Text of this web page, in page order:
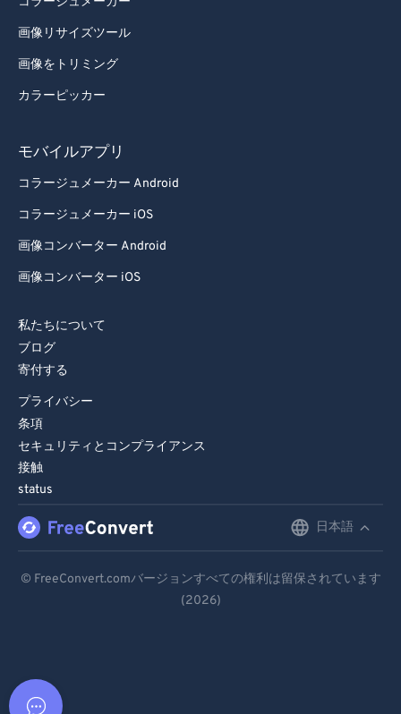
画像リサイズツール
画像をトリミング
カラーピッカー
モバイルアプリ
コラージュメーカー Android
コラージュメーカー iOS
画像コンバーター Android
画像コンバーター iOS
私たちについて
ブログ
寄付する
プライバシー
条項
セキュリティとコンプライアンス
接触
status
日本語
Español
© FreeConvert.comバージョンすべての権利は留保されています
(2026)